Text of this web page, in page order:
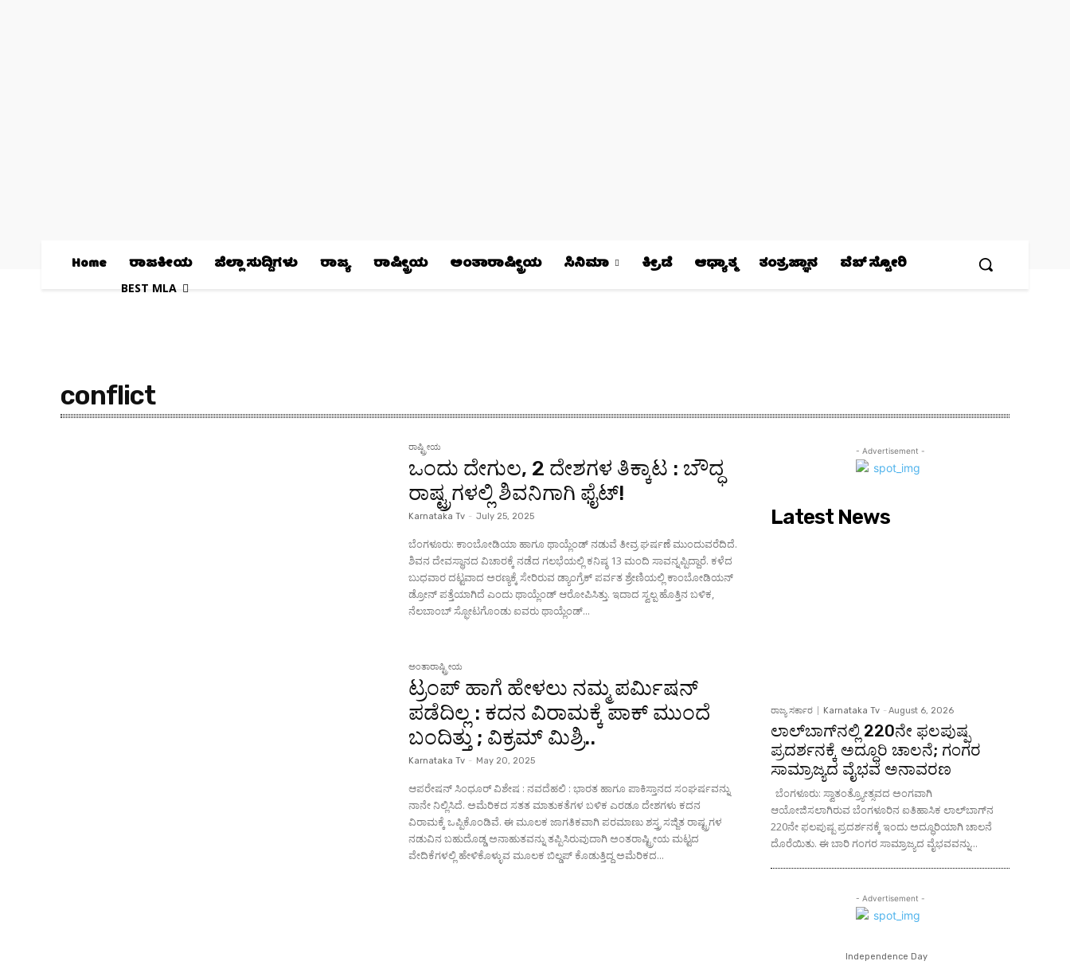
Home ರಾಜಕೀಯ ಜಿಲ್ಲಾ ಸುದ್ದಿಗಳು ರಾಜ್ಯ ರಾಷ್ಟ್ರೀಯ ಅಂತಾರಾಷ್ಟ್ರೀಯ ಸಿನಿಮಾ ಕ್ರೀಡೆ ಆಧ್ಯಾತ್ಮ ತಂತ್ರಜ್ಞಾನ ವೆಬ್ ಸ್ಟೋರಿ
BEST MLA
conflict
ರಾಷ್ಟ್ರೀಯ
ಒಂದು ದೇಗುಲ, 2 ದೇಶಗಳ ತಿಕ್ಕಾಟ : ಬೌದ್ಧ
ರಾಷ್ಟ್ರಗಳಲ್ಲಿ ಶಿವನಿಗಾಗಿ ಫೈಟ್!
Karnataka Tv - July 25, 2025
ಬೆಂಗಳೂರು: ಕಾಂಬೋಡಿಯಾ ಹಾಗೂ ಥಾಯ್ಲೆಂಡ್‌ ನಡುವೆ ತೀವ್ರ ಘರ್ಷಣೆ ಮುಂದುವರೆದಿದೆ.
ಶಿವನ ದೇವಸ್ಥಾನದ ವಿಚಾರಕ್ಕೆ ನಡೆದ ಗಲಭೆಯಲ್ಲಿ ಕನಿಷ್ಠ 13 ಮಂದಿ ಸಾವನ್ನಪ್ಪಿದ್ದಾರೆ. ಕಳೆದ
ಬುಧವಾರ ದಟ್ಟವಾದ ಅರಣ್ಯಕ್ಕೆ ಸೇರಿರುವ ಡ್ಯಾಂಗ್ರೆಕ್ ಪರ್ವತ ಶ್ರೇಣಿಯಲ್ಲಿ ಕಾಂಬೋಡಿಯನ್
ಡ್ರೋನ್ ಪತ್ತೆಯಾಗಿದೆ ಎಂದು ಥಾಯ್ಲೆಂಡ್‌ ಆರೋಪಿಸಿತ್ತು. ಇದಾದ ಸ್ವಲ್ಪ ಹೊತ್ತಿನ ಬಳಿಕ,
ನೆಲಬಾಂಬ್ ಸ್ಫೋಟಗೊಂಡು ಐವರು ಥಾಯ್ಲೆಂಡ್‌...
ಅಂತಾರಾಷ್ಟ್ರೀಯ
ಟ್ರಂಪ್‌ ಹಾಗೆ ಹೇಳಲು ನಮ್ಮ ಪರ್ಮಿಷನ್‌
ಪಡೆದಿಲ್ಲ : ಕದನ ವಿರಾಮಕ್ಕೆ ಪಾಕ್‌ ಮುಂದೆ
ಬಂದಿತ್ತು ; ವಿಕ್ರಮ್‌ ಮಿಶ್ರಿ..
Karnataka Tv - May 20, 2025
ಆಪರೇಷನ್ ಸಿಂಧೂರ್‌ ವಿಶೇಷ : ನವದೆಹಲಿ : ಭಾರತ ಹಾಗೂ ಪಾಕಿಸ್ತಾನದ ಸಂಘರ್ಷವನ್ನು
ನಾನೇ ನಿಲ್ಲಿಸಿದೆ. ಅಮೆರಿಕದ ಸತತ ಮಾತುಕತೆಗಳ ಬಳಿಕ ಎರಡೂ ದೇಶಗಳು ಕದನ
ವಿರಾಮಕ್ಕೆ ಒಪ್ಪಿಕೊಂಡಿವೆ. ಈ ಮೂಲಕ ಜಾಗತಿಕವಾಗಿ ಪರಮಾಣು ಶಸ್ತ್ರ ಸಜ್ಜಿತ ರಾಷ್ಟ್ರಗಳ
ನಡುವಿನ ಬಹುದೊಡ್ಡ ಅನಾಹುತವನ್ನು ತಪ್ಪಿಸಿರುವುದಾಗಿ ಅಂತರಾಷ್ಟ್ರೀಯ ಮಟ್ಟದ
ವೇದಿಕೆಗಳಲ್ಲಿ ಹೇಳಿಕೊಳ್ಳುವ ಮೂಲಕ ಬಿಲ್ಡಪ್‌ ಕೊಡುತ್ತಿದ್ದ ಅಮೆರಿಕದ...
- Advertisement -
Latest News
ರಾಜ್ಯ ಸರ್ಕಾರ Karnataka Tv - August 6, 2026
ಲಾಲ್‌ಬಾಗ್‌ನಲ್ಲಿ 220ನೇ ಫಲಪುಷ್ಪ
ಪ್ರದರ್ಶನಕ್ಕೆ ಅದ್ಧೂರಿ ಚಾಲನೆ; ಗಂಗರ
ಸಾಮ್ರಾಜ್ಯದ ವೈಭವ ಅನಾವರಣ
ಬೆಂಗಳೂರು: ಸ್ವಾತಂತ್ರ್ಯೋತ್ಸವದ ಅಂಗವಾಗಿ
ಆಯೋಜಿಸಲಾಗಿರುವ ಬೆಂಗಳೂರಿನ ಐತಿಹಾಸಿಕ ಲಾಲ್‌ಬಾಗ್‌ನ
220ನೇ ಫಲಪುಷ್ಪ ಪ್ರದರ್ಶನಕ್ಕೆ ಇಂದು ಅದ್ಧೂರಿಯಾಗಿ ಚಾಲನೆ
ದೊರೆಯಿತು. ಈ ಬಾರಿ ಗಂಗರ ಸಾಮ್ರಾಜ್ಯದ ವೈಭವವನ್ನು...
- Advertisement -
Independence Day